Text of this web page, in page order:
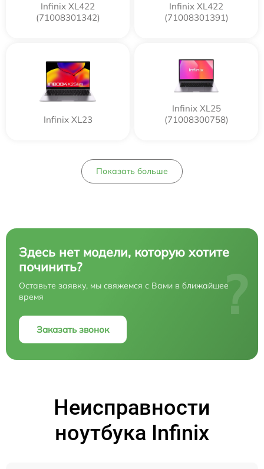
Infinix XL422
(71008301342)
Infinix XL422
(71008301391)
Infinix XL23
Infinix XL25
(71008300758)
Показать больше
Здесь нет модели, которую хотите
починить?
Оставьте заявку, мы свяжемся с Вами в ближайшее
время
Заказать звонок
?
Неисправности
ноутбука Infinix